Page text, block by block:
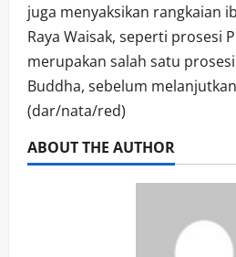
juga menyaksikan rangkaian
Raya Waisak, seperti prosesi
merupakan salah satu
Buddha, sebelum
(dar/nata/red)
ABOUT THE AUTHOR